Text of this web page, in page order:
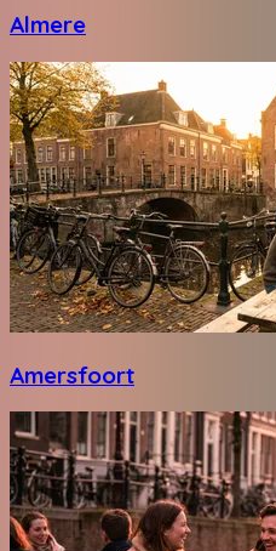
Almere
Amersfoort